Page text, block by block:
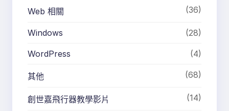
Web 相關 (36)
Windows (28)
WordPress (4)
其他 (68)
創世嘉飛行器教學影片 (14)